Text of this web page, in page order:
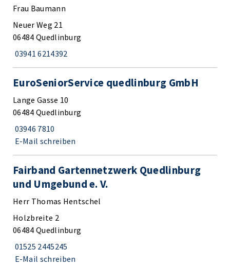
Frau Baumann
Neuer Weg 21
06484 Quedlinburg
03941 6214392
EuroSeniorService quedlinburg GmbH
Lange Gasse 10
06484 Quedlinburg
03946 7810
E-Mail schreiben
Fairband Gartennetzwerk Quedlinburg
und Umgebund e. V.
Herr Thomas Hentschel
Holzbreite 2
06484 Quedlinburg
01525 2445245
E-Mail schreiben